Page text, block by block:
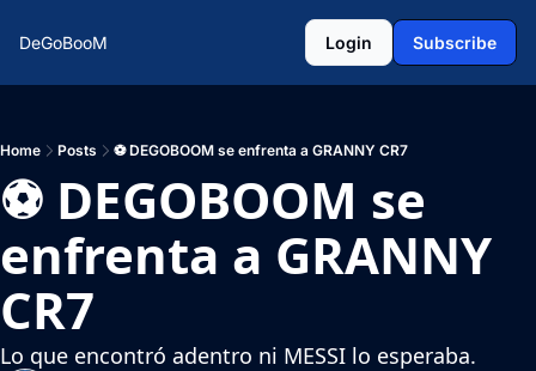
DeGoBooM Login Subscribe
Home Posts ⚽ DEGOBOOM se enfrenta a GRANNY CR7
⚽ DEGOBOOM se
enfrenta a GRANNY
CR7
Lo que encontró adentro ni MESSI lo esperaba.